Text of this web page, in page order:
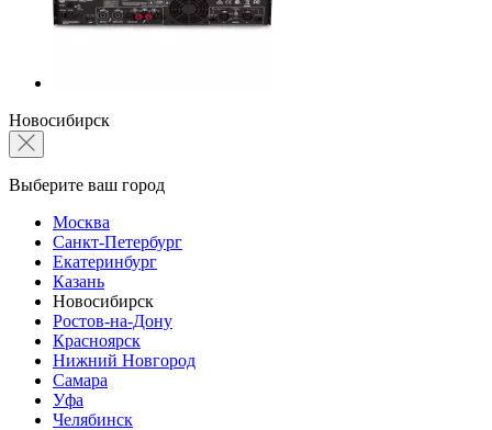
Новосибирск
Выберите ваш город
Москва
Санкт-Петербург
Екатеринбург
Казань
Новосибирск
Ростов-на-Дону
Красноярск
Нижний Новгород
Самара
Уфа
Челябинск